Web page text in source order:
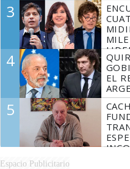
3
4
EL
5
Espacio Publicitario